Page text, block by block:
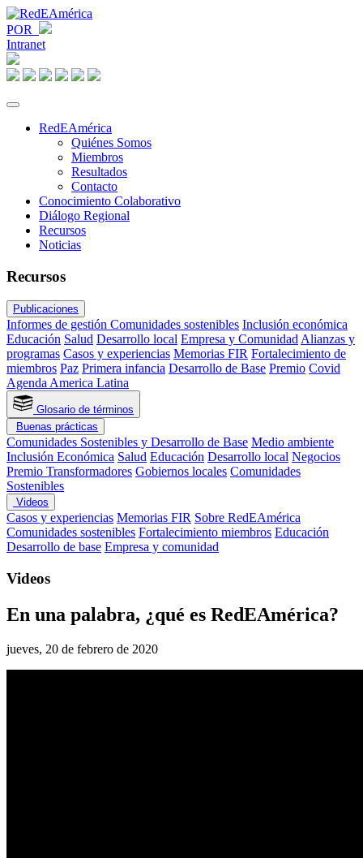
POR
Intranet
RedEAmérica
Quiénes Somos
Miembros
Resultados
Contacto
Conocimiento Colaborativo
Diálogo Regional
Recursos
Noticias
Recursos
Publicaciones
Informes de gestión Comunidades sostenibles Inclusión económica
Educación Salud Desarrollo local Empresa y ComunidadAlianzas y
programas Casos y experiencias Memorias FIR Fortalecimiento de
miembros Paz Primera infancia Desarrollo de Base Premio Covid
Agenda America Latina
Glosario de términos
Buenas prácticas
Comunidades Sostenibles y Desarrollo de Base Medio ambiente
Inclusión Económica Salud Educación Desarrollo local Negocios
Premio Transformadores Gobiernos locales Comunidades
Sostenibles
Videos
Casos y experiencias Memorias FIR Sobre RedEAmérica
Comunidades sostenibles Fortalecimiento miembros Educación
Desarrollo de base Empresa y comunidad
Videos
En una palabra, ¿qué es RedEAmérica?
jueves, 20 de febrero de 2020